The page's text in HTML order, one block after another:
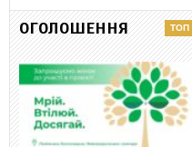
ОГОЛОШЕННЯ